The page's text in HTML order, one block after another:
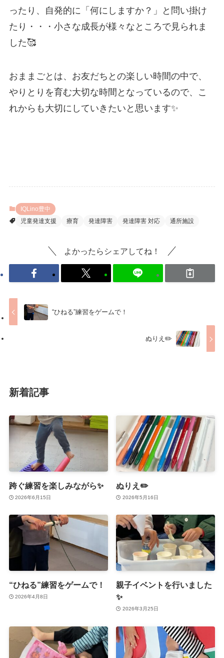
ったり、自発的に「何にしますか？」と問い掛け
たり・・・小さな成長が様々なところで見られま
した🥰
おままごとは、お友だちとの楽しい時間の中で、
やりとりを育む大切な時間となっているので、こ
れからも大切にしていきたいと思います✨️
IQLino豊中
児童発達支援
療育 発達障害 発達障害 対応 通所施設
よかったらシェアしてね！
“ひねる”練習をゲームで！
ぬりえ✏️
新着記事
跨ぐ練習を楽しみながら✨
2026年6月15日
ぬりえ✏️
2026年5月16日
“ひねる”練習をゲームで！
2026年4月8日
親子イベントを行いました
✨
2026年3月25日